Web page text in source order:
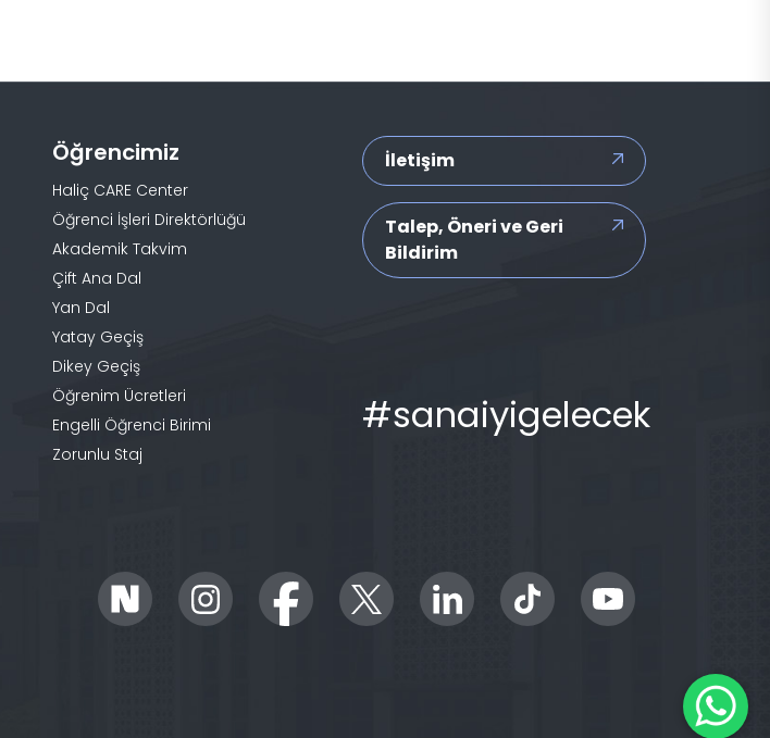
Öğrencimiz
Haliç CARE Center
Öğrenci İşleri Direktörlüğü
Akademik Takvim
Çift Ana Dal
Yan Dal
Yatay Geçiş
Dikey Geçiş
Öğrenim Ücretleri
Engelli Öğrenci Birimi
Zorunlu Staj
İletişim
Talep, Öneri ve Geri
Bildirim
#sanaiyigelecek